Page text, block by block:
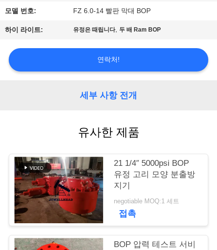
여
행
품
연
요
모델 번호: FZ 6.0-14 빨판 막대 BOP
하이 라이트: 유정은 때립니다, 두 배 Ram BOP
연락처!
세부 사항 전개
유사한 제품
21 1/4″ 5000psi BOP
유정 고리 모양 분출방
지기
negotiable MOQ:1 세트
접촉
BOP 압력 테스트 서비